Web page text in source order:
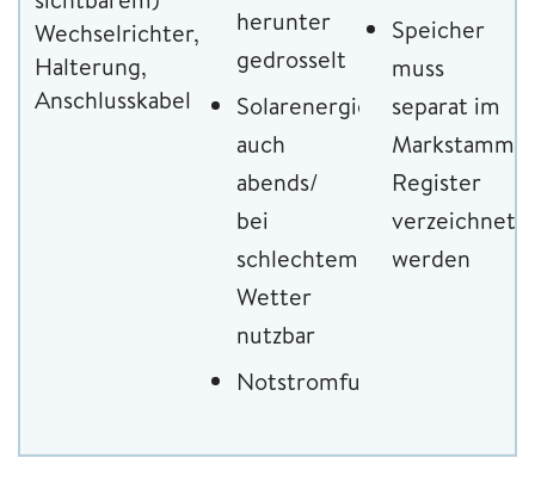
Wechselrichter,
Halterung,
Anschlusskabel
herunter
gedrosselt
Solarenergie
auch
abends/
bei
schlechtem
Wetter
nutzbar
Notstromfunktion
Speicher
muss
separat im
Register
verzeichnet
werden